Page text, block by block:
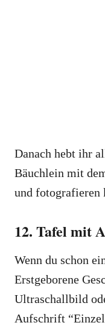
Danach hebt ihr
Bäuchlein mit
und fotografieren
12. Tafel mit
Wenn du schon
Erstgeborene
Ultraschallbild
Aufschrift